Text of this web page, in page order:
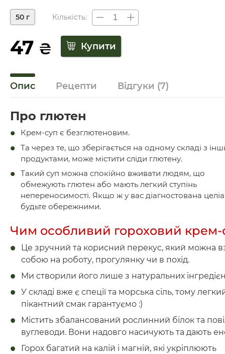
50 г Кількість:
47 ₴
Опис Рецепти Відгуки (7)
Про глютен
Крем-суп є безглютеновим.
Та через те, що зберігається на одному складі з
продуктами, може містити сліди глютену.
Такий суп можна спокійно вживати людям, що
обмежують глютен або мають легкий ступінь
непереносимості. Якщо ж у вас діагностована
будьте обережними.
Чим особливий гороховий крем-
Це зручний та корисний перекус, який можна
собою на роботу, прогулянку чи в похід.
Ми створили його лише з натуральних
У складі вже є спеції та морська сіль, тому
пікантний смак гарантуємо :)
Містить збалансований рослинний білок та
вуглеводи. Вони надовго насичують та дають
Горох багатий на калій і магній, які укріплюють